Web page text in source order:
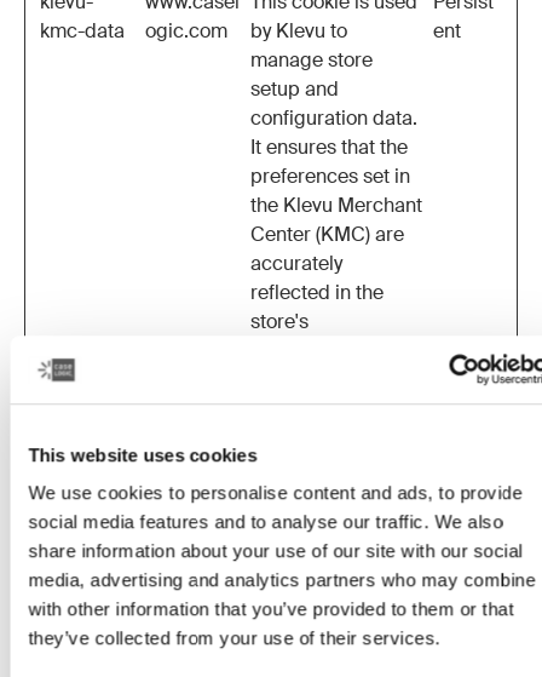
This website uses cookies
We use cookies to personalise content and ads, to provide
social media features and to analyse our traffic. We also
share information about your use of our site with our social
media, advertising and analytics partners who may combine
with other information that you’ve provided to them or that
they’ve collected from your use of their services.
kmc-data
ogic.com
by Klevu to
manage store
setup and
configuration data.
It ensures that the
preferences set in
the Klevu Merchant
Center (KMC) are
accurately
reflected in the
store's
ent
kmc-data- ogic.com
by Klevu to
setup and
configuration data.
It ensures that the
preferences set in
the Klevu Merchant
Center (KMC) are